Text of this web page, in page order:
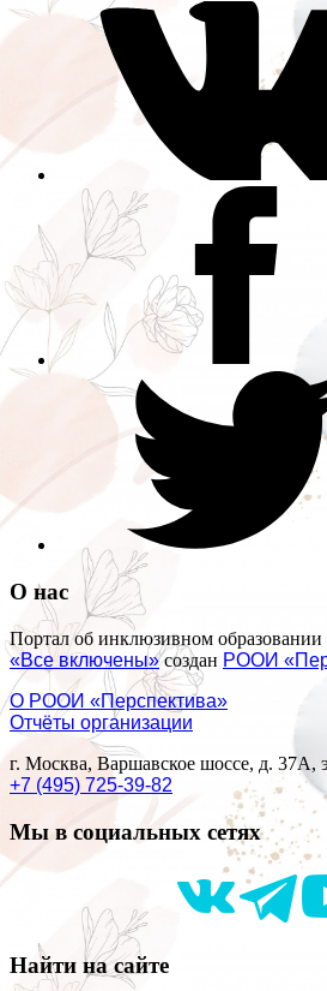
О нас
Портал об инклюзивном образовании
«Все включены»создан РООИ
О РООИ «Перспектива»
Отчёты организации
г. Москва, Варшавское шоссе, д. 37А,
+7 (495) 725-39-82
Мы в социальных сетях
Найти на сайте